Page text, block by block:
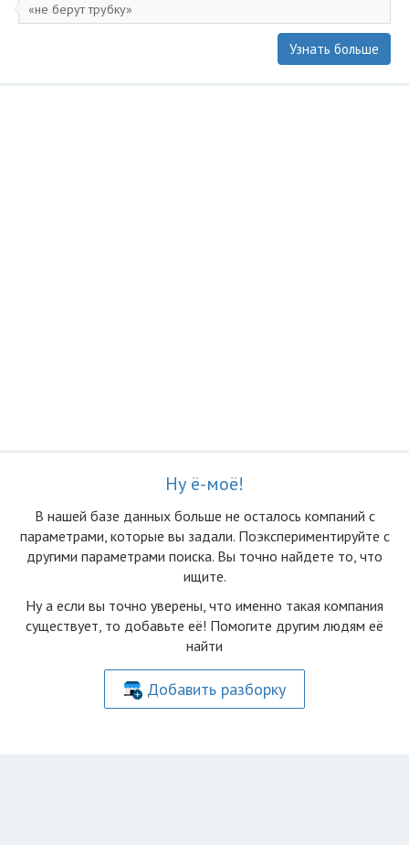
не берут трубку
Узнать больше
Ну ё-моё!
В нашей базе данных больше не осталоcь компаний с
параметрами, которые вы задали. Поэкспериментируйте с
другими параметрами поиска. Вы точно найдете то, что
ищите.
Ну а если вы точно уверены, что именно такая компания
существует, то добавьте её! Помогите другим людям её
найти
Добавить разборку